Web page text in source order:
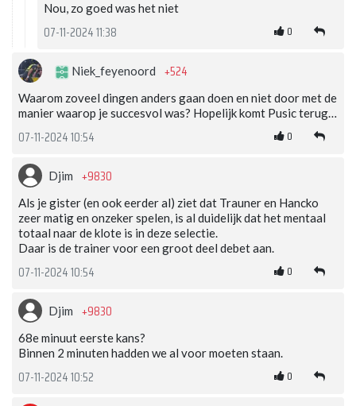
Nou, zo goed was het niet
07-11-2024 11:38 0
Niek_feyenoord +524
Waarom zoveel dingen anders gaan doen en niet door met de
manier waarop je succesvol was? Hopelijk komt Pusic terug…
07-11-2024 10:54 0
Djim +9830
Als je gister (en ook eerder al) ziet dat Trauner en Hancko
zeer matig en onzeker spelen, is al duidelijk dat het mentaal
totaal naar de klote is in deze selectie.
Daar is de trainer voor een groot deel debet aan.
07-11-2024 10:54 0
Djim +9830
68e minuut eerste kans?
Binnen 2 minuten hadden we al voor moeten staan.
07-11-2024 10:52 0